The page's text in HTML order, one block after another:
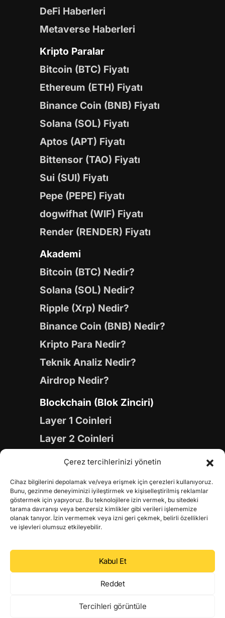
Çerez tercihlerinizi yönetin
Cihaz bilgilerini depolamak ve/veya erişmek için çerezleri kullanıyoruz.
Bunu, gezinme deneyiminizi iyileştirmek ve kişiselleştirilmiş reklamlar
göstermek için yapıyoruz. Bu teknolojilere izin vermek, bu sitedeki
tarama davranışı veya benzersiz kimlikler gibi verileri işlememize
olanak tanıyor. İzin vermemek veya izni geri çekmek, belirli özellikleri
ve işlevleri olumsuz etkileyebilir.
Kabul Et
Reddet
Tercihleri görüntüle
DeFi Haberleri
Metaverse Haberleri
Kripto Paralar
Bitcoin (BTC) Fiyatı
Ethereum (ETH) Fiyatı
Binance Coin (BNB) Fiyatı
Solana (SOL) Fiyatı
Aptos (APT) Fiyatı
Bittensor (TAO) Fiyatı
Sui (SUI) Fiyatı
Pepe (PEPE) Fiyatı
dogwifhat (WIF) Fiyatı
Render (RENDER) Fiyatı
Akademi
Bitcoin (BTC) Nedir?
Solana (SOL) Nedir?
Ripple (Xrp) Nedir?
Binance Coin (BNB) Nedir?
Kripto Para Nedir?
Teknik Analiz Nedir?
Airdrop Nedir?
Blockchain (Blok Zinciri)
Layer 1 Coinleri
Layer 2 Coinleri
Yapay Zeka (AI) Coinleri
Gaming Coinleri
RWA Coinleri
DeFi Coinleri
DePIN Coinleri
Metaverse Coinleri
Web 3.0 Coinleri
Coin Türevleri